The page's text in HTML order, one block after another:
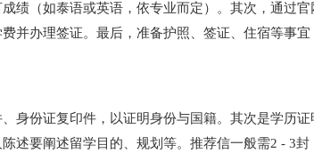
绩（如泰语或英语，依专业而定）。其次，通过
并办理签证。最后，准备护照、签证、住宿等事宜
身份证复印件，以证明身份与国籍。其次是学历
述要阐述留学目的、规划等。推荐信一般需2 - 3